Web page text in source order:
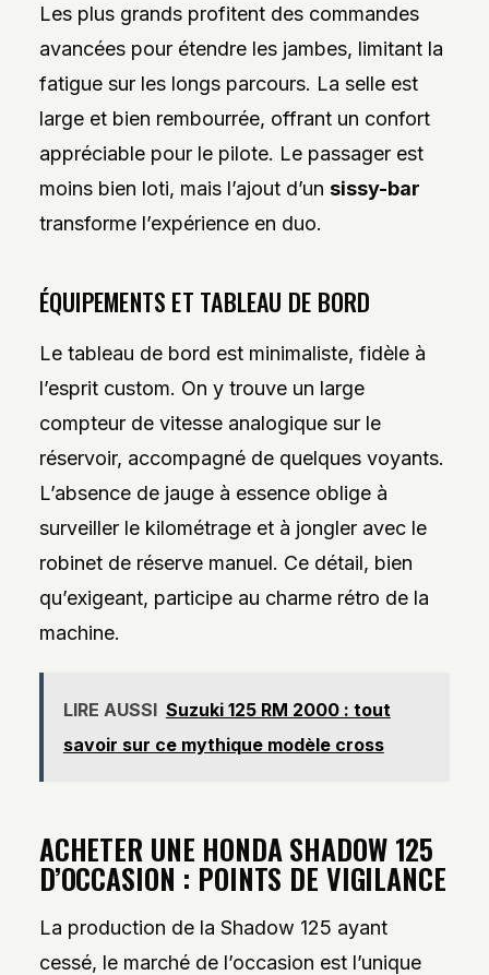
Les plus grands profitent des commandes
avancées pour étendre les jambes, limitant la
fatigue sur les longs parcours. La selle est
large et bien rembourrée, offrant un confort
appréciable pour le pilote. Le passager est
moins bien loti, mais l’ajout d’un sissy-bar
transforme l’expérience en duo.
ÉQUIPEMENTS ET TABLEAU DE BORD
Le tableau de bord est minimaliste, fidèle à
l’esprit custom. On y trouve un large
compteur de vitesse analogique sur le
réservoir, accompagné de quelques voyants.
L’absence de jauge à essence oblige à
surveiller le kilométrage et à jongler avec le
robinet de réserve manuel. Ce détail, bien
qu’exigeant, participe au charme rétro de la
machine.
LIRE AUSSI Suzuki 125 RM 2000 : tout
savoir sur ce mythique modèle cross
ACHETER UNE HONDA SHADOW 125
D’OCCASION : POINTS DE VIGILANCE
La production de la Shadow 125 ayant
cessé, le marché de l’occasion est l’unique